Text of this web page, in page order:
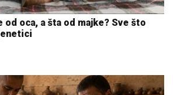
oca, a šta od majke? Sve što